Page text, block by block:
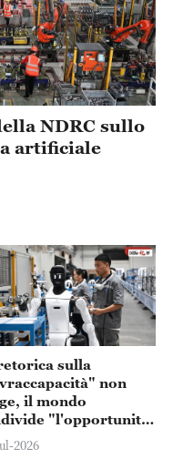
NDRC sullo
artificiale
sulla
non
il mondo
"l'opportunità
2.0"
2026